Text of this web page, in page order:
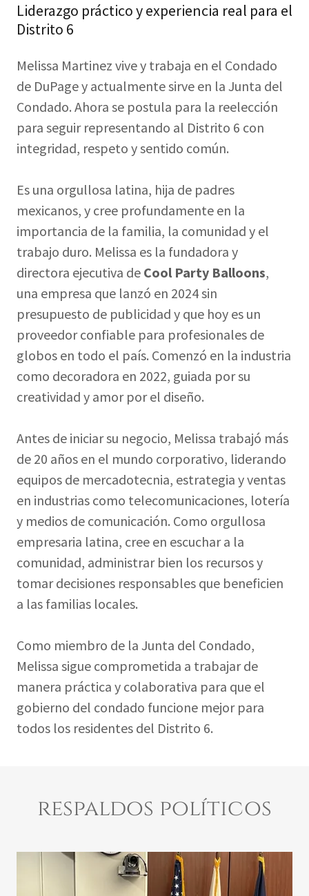
Liderazgo práctico y experiencia real para el
Distrito 6
Melissa Martinez vive y trabaja en el Condado
de DuPage y actualmente sirve en la Junta del
Condado. Ahora se postula para la reelección
para seguir representando al Distrito 6 con
integridad, respeto y sentido común.
Es una orgullosa latina, hija de padres
mexicanos, y cree profundamente en la
importancia de la familia, la comunidad y el
trabajo duro. Melissa es la fundadora y
directora ejecutiva de Cool Party Balloons,
una empresa que lanzó en 2024 sin
presupuesto de publicidad y que hoy es un
proveedor confiable para profesionales de
globos en todo el país. Comenzó en la industria
como decoradora en 2022, guiada por su
creatividad y amor por el diseño.
Antes de iniciar su negocio, Melissa trabajó más
de 20 años en el mundo corporativo, liderando
equipos de mercadotecnia, estrategia y ventas
en industrias como telecomunicaciones, lotería
y medios de comunicación. Como orgullosa
empresaria latina, cree en escuchar a la
comunidad, administrar bien los recursos y
tomar decisiones responsables que beneficien
a las familias locales.
Como miembro de la Junta del Condado,
Melissa sigue comprometida a trabajar de
manera práctica y colaborativa para que el
gobierno del condado funcione mejor para
todos los residentes del Distrito 6.
respaldos políticos